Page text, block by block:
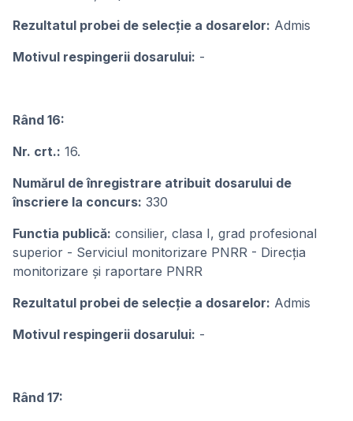
Rezultatul probei de selecție a dosarelor: Admis
Motivul respingerii dosarului: -
Rând 16:
Nr. crt.: 16.
Numărul de înregistrare atribuit dosarului de
înscriere la concurs: 330
Functia publică: consilier, clasa I, grad profesional
superior - Serviciul monitorizare PNRR - Direcția
monitorizare și raportare PNRR
Rezultatul probei de selecție a dosarelor: Admis
Motivul respingerii dosarului: -
Rând 17: